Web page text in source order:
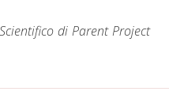
di Parent Project